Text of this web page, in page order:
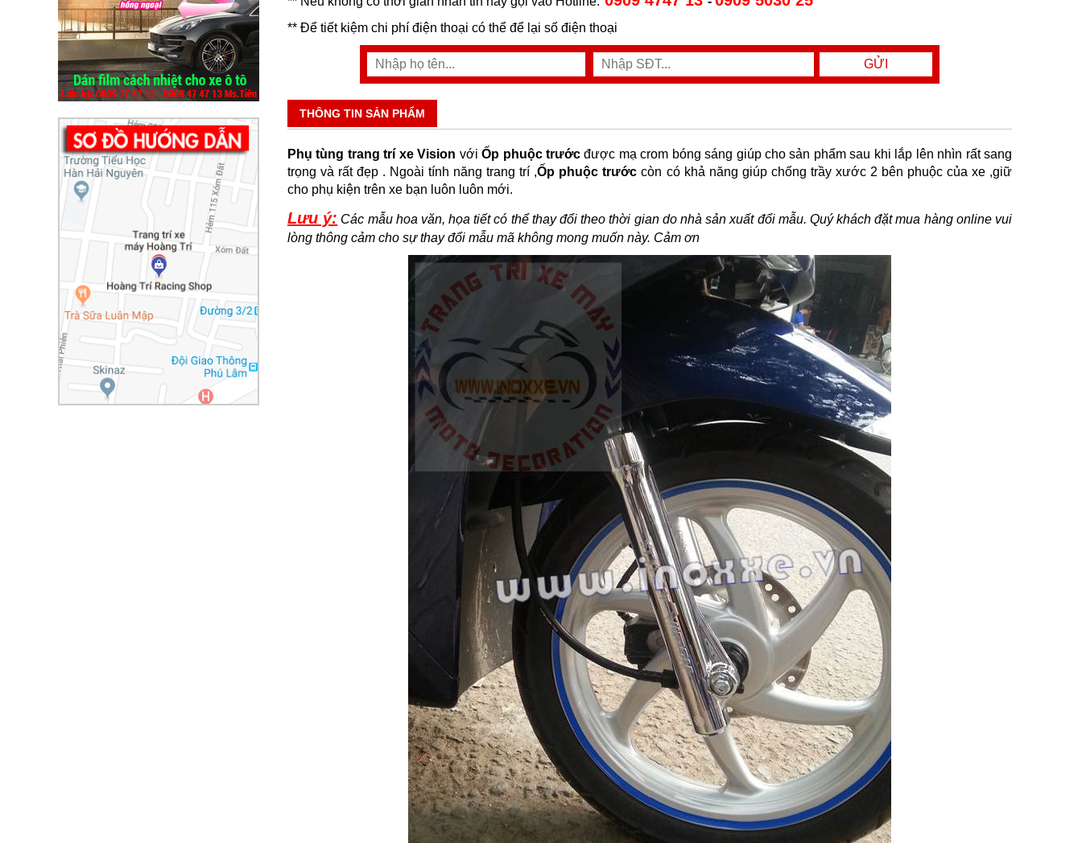
** Để tiết kiệm chi phí điện thoại có thể để lại số điện thoại
THÔNG TIN SẢN PHẨM
Phụ tùng trang trí xe Vision vớiỐp phuộc trướcđược mạ crom bóng sáng giúp cho sản phẩm sau khi lắp lên nhìn rất sang
trọng và rất đẹp . Ngoài tính năng trang trí ,Ốp phuộc trước còn có khả năng giúp chống trầy xước 2 bên phuộc của xe ,giữ
cho phụ kiện trên xe bạn luôn luôn mới.
Lưu ý: Các mẫu hoa văn, họa tiết có thể thay đổi theo thời gian do nhà sản xuất đổi mẫu. Quý khách đặt mua hàng online vui
lòng thông cảm cho sự thay đổi mẫu mã không mong muốn này. Cảm ơn